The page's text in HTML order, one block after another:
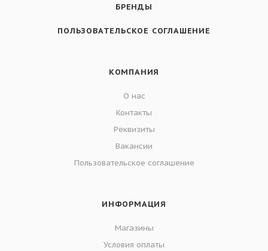
БРЕНДЫ
ПОЛЬЗОВАТЕЛЬСКОЕ СОГЛАШЕНИЕ
КОМПАНИЯ
О нас
Контакты
Реквизиты
Вакансии
Пользовательское соглашение
ИНФОРМАЦИЯ
Магазины
Условия оплаты